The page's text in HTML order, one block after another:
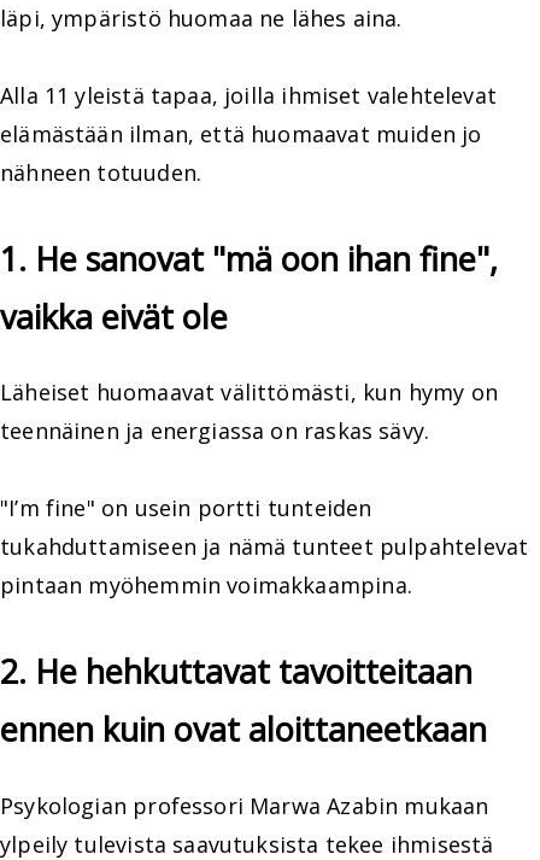
läpi, ympäristö huomaa ne lähes aina.
Alla 11 yleistä tapaa, joilla ihmiset valehtelevat
elämästään ilman, että huomaavat muiden jo
nähneen totuuden.
1. He sanovat "mä oon ihan fine",
vaikka eivät ole
Läheiset huomaavat välittömästi, kun hymy on
teennäinen ja energiassa on raskas sävy.
"I’m fine" on usein portti tunteiden
tukahduttamiseen ja nämä tunteet pulpahtelevat
pintaan myöhemmin voimakkaampina.
2. He hehkuttavat tavoitteitaan
ennen kuin ovat aloittaneetkaan
Psykologian professori Marwa Azabin mukaan
ylpeily tulevista saavutuksista tekee ihmisestä